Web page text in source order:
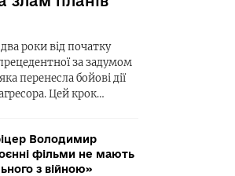
роки від початку
за задумом
перенесла бойові дії
Цей крок…
Володимир
фільми не мають
з війною»